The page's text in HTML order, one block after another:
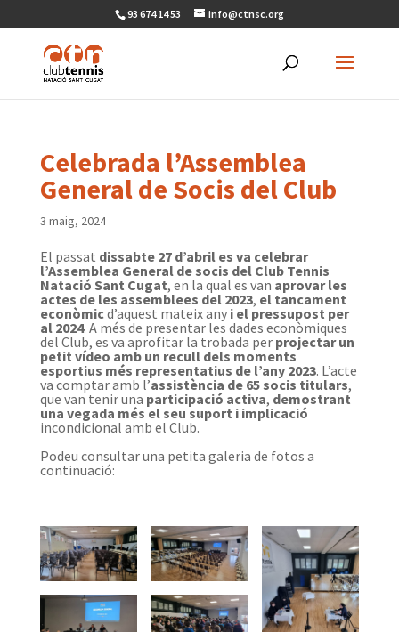
93 674 14 53 info@ctnsc.org
Celebrada l’Assemblea
General de Socis del Club
3 maig, 2024
El passat dissabte 27 d’abril es va celebrar
l’Assemblea General de socis del Club Tennis
Natació Sant Cugat, en la qual es van aprovar les
actes de les assemblees del 2023, el tancament
econòmicd’aquest mateix any i el pressupost per
al 2024. A més de presentar les dades econòmiques
del Club, es va aprofitar la trobada per projectar un
petit vídeo amb un recull dels moments
esportius més representatius de l’any 2023. L’acte
va comptar amb l’assistència de 65 socis titulars,
que van tenir una participació activa, demostrant
una vegada més el seu suport i implicació
incondicional amb el Club.
Podeu consultar una petita galeria de fotos a
continuació: